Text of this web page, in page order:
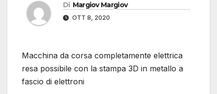
Di Margiov Margiov
OTT 8, 2020
Macchina da corsa completamente elettrica
resa possibile con la stampa 3D in metallo a
fascio di elettroni